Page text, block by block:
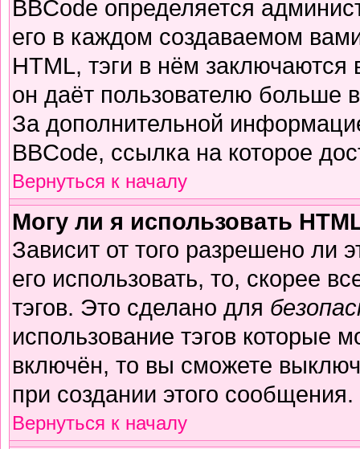
BBCode определяется
его в каждом создаваемом
HTML, тэги в нём
он даёт пользователю больше
За дополнительной
BBCode, ссылка на которое
Вернуться к началу
Могу ли я использовать
Зависит от того разрешено ли
его использовать, то, скорее
тэгов. Это сделано для
использование тэгов которые
включён, то вы сможете
при создании этого сообщения.
Вернуться к началу